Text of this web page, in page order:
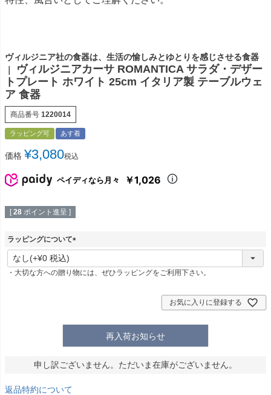
ヴィルジニア社の食器は、生活の愉しみとゆとりを感じさせる食器
｜
ヴィルジニアカーサ ROMANTICA サラダ・デザー
トプレート ホワイト 25cm イタリア製 テーブルウェ
ア 食器
商品番号 1220014
ラッピング可 あす着
価格 ¥3,080税込
ペイディなら月々 ￥1,026
[ 28 ポイント進呈 ]
ラッピングについて
(
須
・大切な方への贈り物には、ぜひラッピングをご利用下さい。
お気に入りに登録する
再入荷お知らせ
申し訳ございません。ただいま在庫がございません。
返品特約について